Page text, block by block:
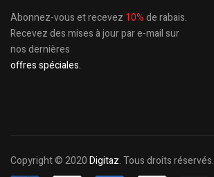
Abonnez-vous et recevez 10%de rabais.
Recevez des mises à jour par e-mail sur
nos dernières
offres spéciales.
Copyright © 2020Digitaz. Tous droits réservés.